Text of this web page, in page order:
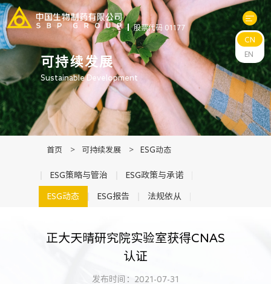
股票代码 01177
关于中生
科研与管线
产品中心
可持续发展
投资者关系
CN
EN
可持续发展
Sustainable Development
首页 > 可持续发展 > ESG动态
ESG策略与管治 ESG政策与承诺
ESG动态 ESG报告 法规依从
正大天晴研究院实验室获得CNAS
认证
发布时间：2021-07-31